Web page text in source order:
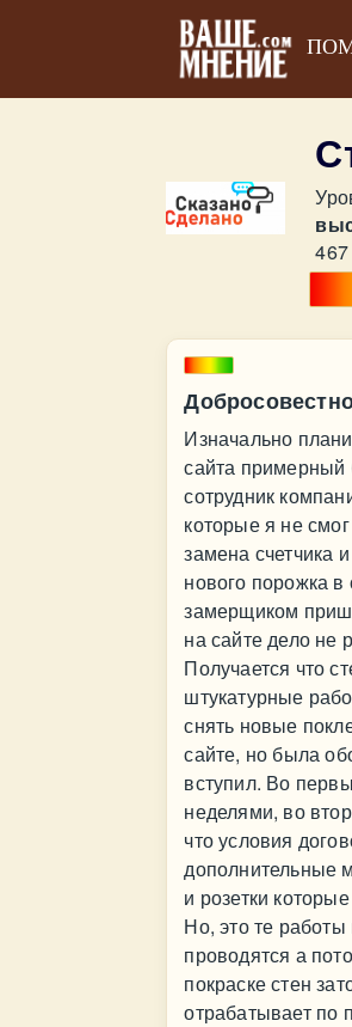
Изначально
сайта примерный
сотрудник
которые я не
замена счетчика
нового порожка
замерщиком
на сайте дело не
Получается что
штукатурные
снять новые
сайте, но была
вступил. Во
неделями, во
что условия
дополнительные
и розетки
Но, это те
проводятся а
покраске стен
отрабатывает по